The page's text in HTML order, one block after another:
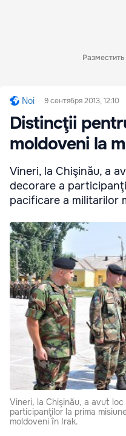
Noi 9 сентября 2013, 12:10
Distincţii
moldoveni la
Vineri, la Chişinău, a
decorare a
pacificare a militarilor
Vineri, la Chişinău, a avut
participanţilor la prima
moldoveni în Irak.